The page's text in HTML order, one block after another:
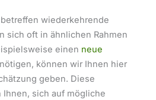
wiederkehrende
sich oft in ähnlichen Rahmen
einen neue
können wir Ihnen hier
geben. Diese
sich auf mögliche